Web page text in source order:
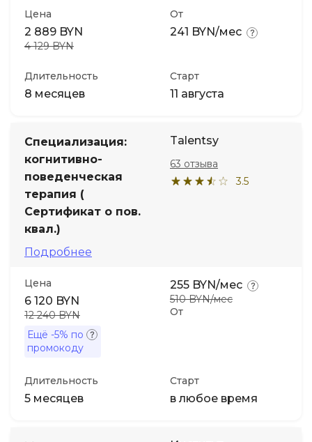
Цена
2 889 BYN
4 129 BYN
От
241 BYN/мес
Длительность
8 месяцев
Старт
11 августа
Специализация:
когнитивно-
поведенческая
терапия (
Сертификат о пов.
квал.)
Подробнее
Talentsy
3.5
63 отзыва
Цена
6 120 BYN
12 240 BYN
Ещё -5% по
промокоду
От
255 BYN/мес
510 BYN/мес
Длительность
5 месяцев
Старт
в любое время